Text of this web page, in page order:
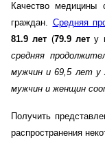
Качество медицины
граждан. Средняя
81.9 лет (79.9 лет у
средняя
мужчин и 69,5 лет у
мужчин и женщин
Получить
распространения